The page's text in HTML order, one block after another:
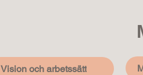
Vision och arbetssätt